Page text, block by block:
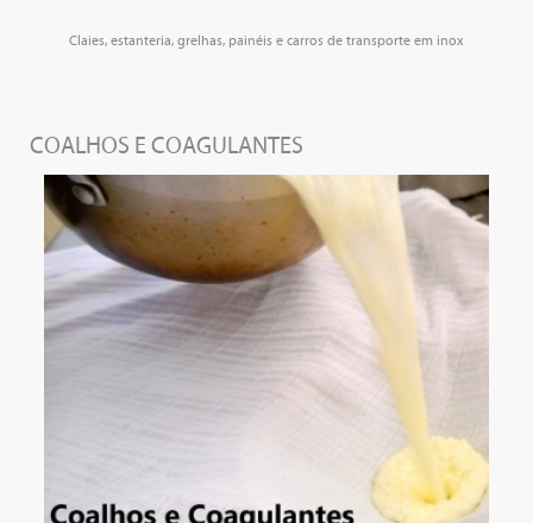
Claies, estanteria, grelhas, painéis e carros de transporte em inox
COALHOS E COAGULANTES